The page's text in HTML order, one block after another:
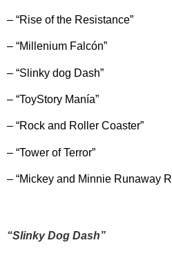
– “Rise of the Resistance”
– “Millenium Falcón”
– “Slinky dog Dash”
– “ToyStory Manía”
– “Rock and Roller Coaster”
– “Tower of Terror”
– “Mickey and Minnie Runaway
“Slinky Dog Dash”